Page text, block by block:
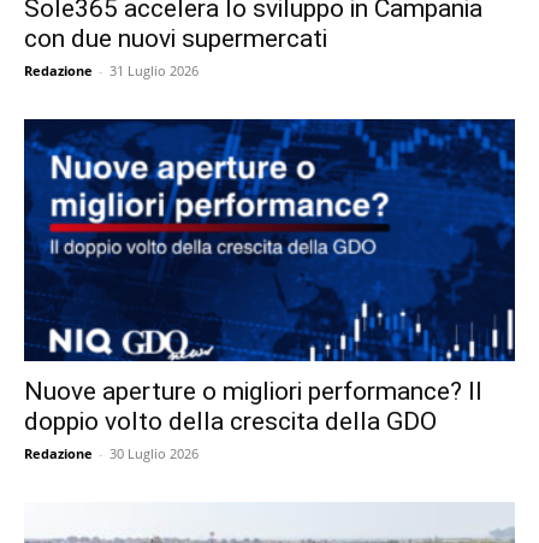
Sole365 accelera lo sviluppo in Campania
con due nuovi supermercati
Redazione - 31 Luglio 2026
Nuove aperture o migliori performance? Il
doppio volto della crescita della GDO
Redazione - 30 Luglio 2026